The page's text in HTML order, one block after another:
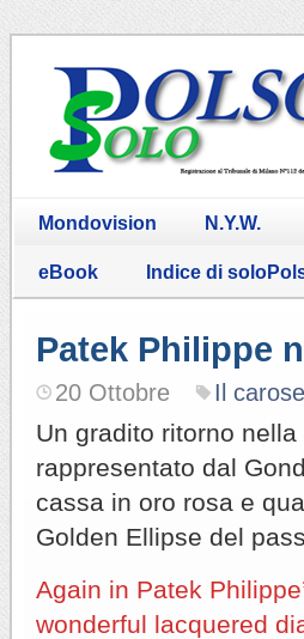
Mondovision N.Y.W.
eBook Indice di
Patek Philippe
20 Ottobre Il
Un gradito ritorno
rappresentato dal
cassa in oro rosa e
Golden Ellipse del
Again in Patek
wonderful lacquered